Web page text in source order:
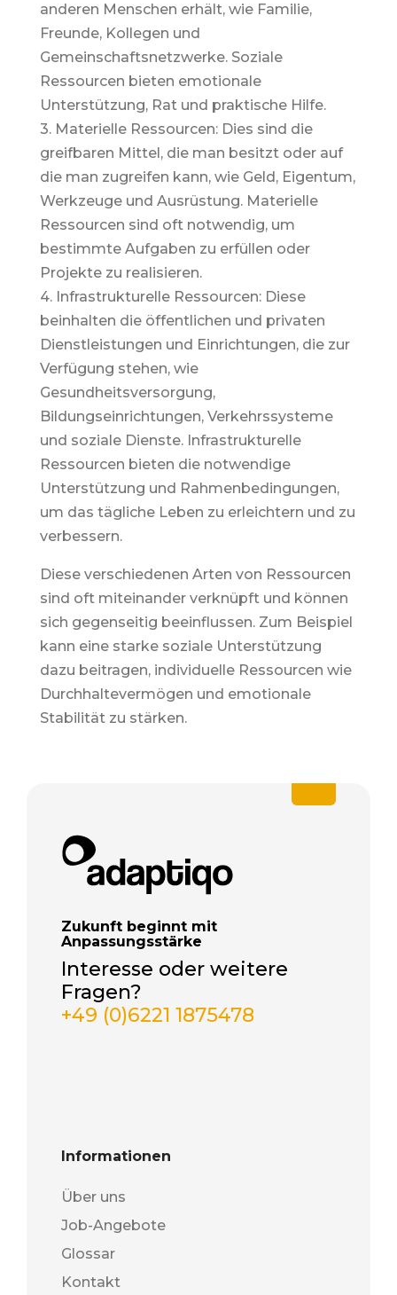
anderen Menschen erhält, wie Familie,
Freunde, Kollegen und
Gemeinschaftsnetzwerke. Soziale
Ressourcen bieten emotionale
Unterstützung, Rat und praktische Hilfe.
3. Materielle Ressourcen: Dies sind die
greifbaren Mittel, die man besitzt oder auf
die man zugreifen kann, wie Geld, Eigentum,
Werkzeuge und Ausrüstung. Materielle
Ressourcen sind oft notwendig, um
bestimmte Aufgaben zu erfüllen oder
Projekte zu realisieren.
4. Infrastrukturelle Ressourcen: Diese
beinhalten die öffentlichen und privaten
Dienstleistungen und Einrichtungen, die zur
Verfügung stehen, wie
Gesundheitsversorgung,
Bildungseinrichtungen, Verkehrssysteme
und soziale Dienste. Infrastrukturelle
Ressourcen bieten die notwendige
Unterstützung und Rahmenbedingungen,
um das tägliche Leben zu erleichtern und zu
verbessern.
Diese verschiedenen Arten von Ressourcen
sind oft miteinander verknüpft und können
sich gegenseitig beeinflussen. Zum Beispiel
kann eine starke soziale Unterstützung
dazu beitragen, individuelle Ressourcen wie
Durchhaltevermögen und emotionale
Stabilität zu stärken.
Zukunft beginnt mit
Anpassungsstärke
Interesse oder weitere
Fragen?
+49 (0)6221 1875478
Informationen
Über uns
Job-Angebote
Glossar
Kontakt